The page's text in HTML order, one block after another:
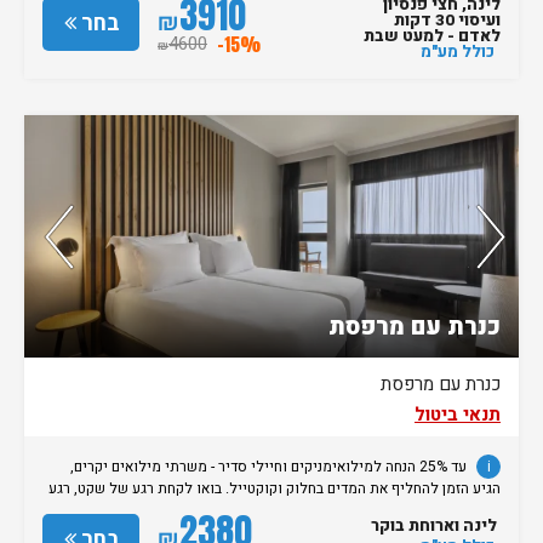
ימים לפני מועד האירוח בחודש אוגוסט ובחגים הזמנה ניתנת לביטול עד 7 ימים
לפני מועד האירוח.
בחר ₪3910
₪4600 -15%
לינה, חצי פנסיון
ועיסוי 30 דקות
לאדם - למעט שבת
כולל מע"מ
מהאורחים ששהו בחדר אהבו אותו
נותרו 5 חדרים אחרונים בממשק!
כנרת עם מרפסת
כנרת עם מרפסת
תנאי ביטול
i
עד 25% הנחה למילואימניקים וחיילי סדיר - משרתי מילואים יקרים,
הגיע הזמן להחליף את המדים בחלוק וקוקטייל. בואו לקחת רגע של שקט, רגע
לעצמכם וליהנות מחופש אמיתי במלונות בראון. המבצע תקף בהצגת טופס
3010 למילואימניקים ותעודת חוגר בתוקף לחיילי סדיר המבצע תקף לאירוח 2380
לינה וארוחת בוקר